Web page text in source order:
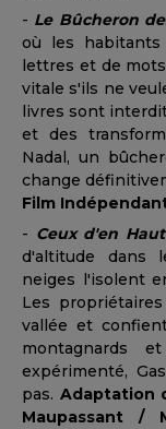
- Le Bûcheron
où les
lettres et de
vitale s'ils ne
livres sont
et des
Nadal, un
change
Film
- Ceux d'en Haut
d'altitude dans
neiges l'isolent
Les
vallée et
montagnards
expérimenté,
pas. Adaptation
Maupassant /